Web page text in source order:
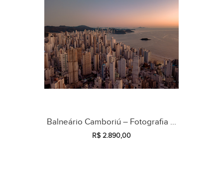
Balneário Camboriú – Fotografia ...
R$2.890,00